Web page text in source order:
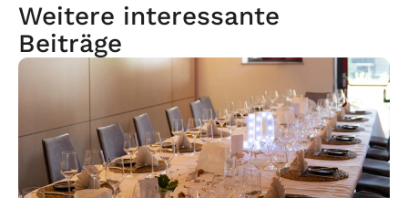
Weitere interessante
Beiträge